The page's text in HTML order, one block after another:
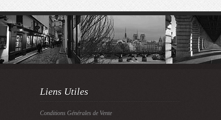
Liens Utiles
Conditions Générales de Vente